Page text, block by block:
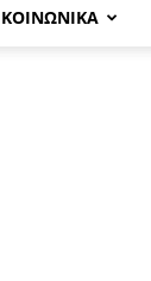
ΚΟΙΝΩΝΙΚΑ